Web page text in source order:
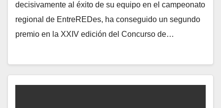
decisivamente al éxito de su equipo en el campeonato
regional de EntreREDes, ha conseguido un segundo
premio en la XXIV edición del Concurso de…